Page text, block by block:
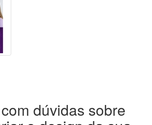
dúvidas sobre